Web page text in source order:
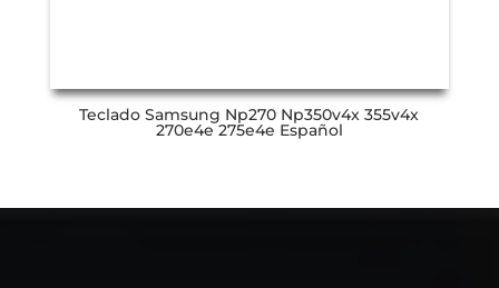
Teclado Samsung Np270 Np350v4x 355v4x
270e4e 275e4e Español